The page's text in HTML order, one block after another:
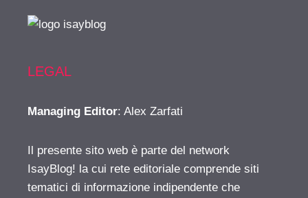
LEGAL
Managing Editor: Alex Zarfati
Il presente sito web è parte del network
IsayBlog! la cui rete editoriale comprende siti
tematici di informazione indipendente che